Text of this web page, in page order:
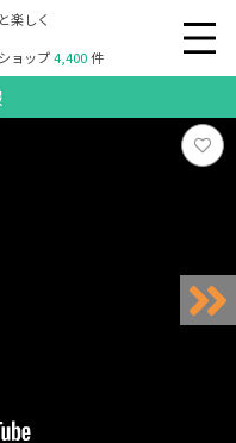
楽しく
ョップ4,400件